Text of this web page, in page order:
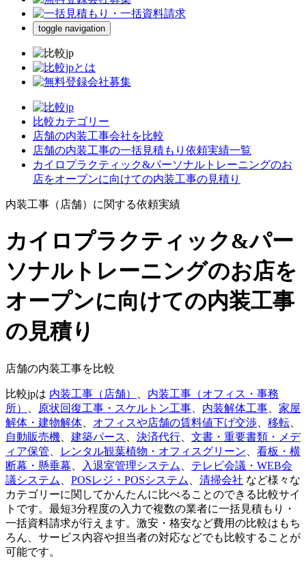
toggle navigation
比較カテゴリー
店舗の内装工事会社を比較
店舗の内装工事の一括見積もり依頼実績一覧
カイロプラクティック&パーソナルトレーニングのお
店をオープンに向けての内装工事の見積り
内装工事（店舗）に関する依頼実績
カイロプラクティック&パー
ソナルトレーニングのお店を
オープンに向けての内装工事
の見積り
店舗の内装工事を比較
比較jpは 内装工事（店舗）
内装工事（オフィス・事務
所）
原状回復工事・スケルトン工事 内装解体工事
家屋
解体・建物解体
オフィスや店舗の賃料値下げ交渉 移転
自動販売機
建築パース 決済代行
文書・重要書類・メデ
ィア保管
レンタル観葉植物・オフィスグリーン
看板・横
断幕・懸垂幕
入退室管理システム
テレビ会議・WEB会
議システム
POSレジ・POSシステム 清掃会社 など様々な
カテゴリーに関してかんたんに比べることのできる比較サイ
トです。最短3分程度の入力で複数の業者に一括見積もり・
一括資料請求が行えます。激安・格安など費用の比較はもち
ろん、サービス内容や担当者の対応などでも比較することが
可能です。